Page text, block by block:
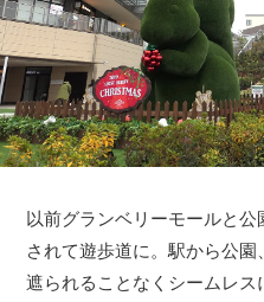
以前グランベリーモールと
されて遊歩道に。駅から公
遮られることなくシームレ